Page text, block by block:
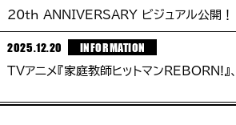
20th ANNIVERSARY ビジュアル公開！
2025.12.20 INFORMATION
TVアニメ『家庭教師ヒットマン